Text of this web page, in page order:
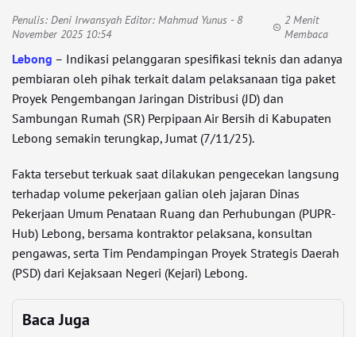
Penulis: Deni Irwansyah Editor: Mahmud Yunus - 8
November 2025 10:54
2 Menit
Membaca
Lebong – Indikasi pelanggaran spesifikasi teknis dan adanya
pembiaran oleh pihak terkait dalam pelaksanaan tiga paket
Proyek Pengembangan Jaringan Distribusi (JD) dan
Sambungan Rumah (SR) Perpipaan Air Bersih di Kabupaten
Lebong semakin terungkap, Jumat (7/11/25).
Fakta tersebut terkuak saat dilakukan pengecekan langsung
terhadap volume pekerjaan galian oleh jajaran Dinas
Pekerjaan Umum Penataan Ruang dan Perhubungan (PUPR-
Hub) Lebong, bersama kontraktor pelaksana, konsultan
pengawas, serta Tim Pendampingan Proyek Strategis Daerah
(PSD) dari Kejaksaan Negeri (Kejari) Lebong.
Baca Juga